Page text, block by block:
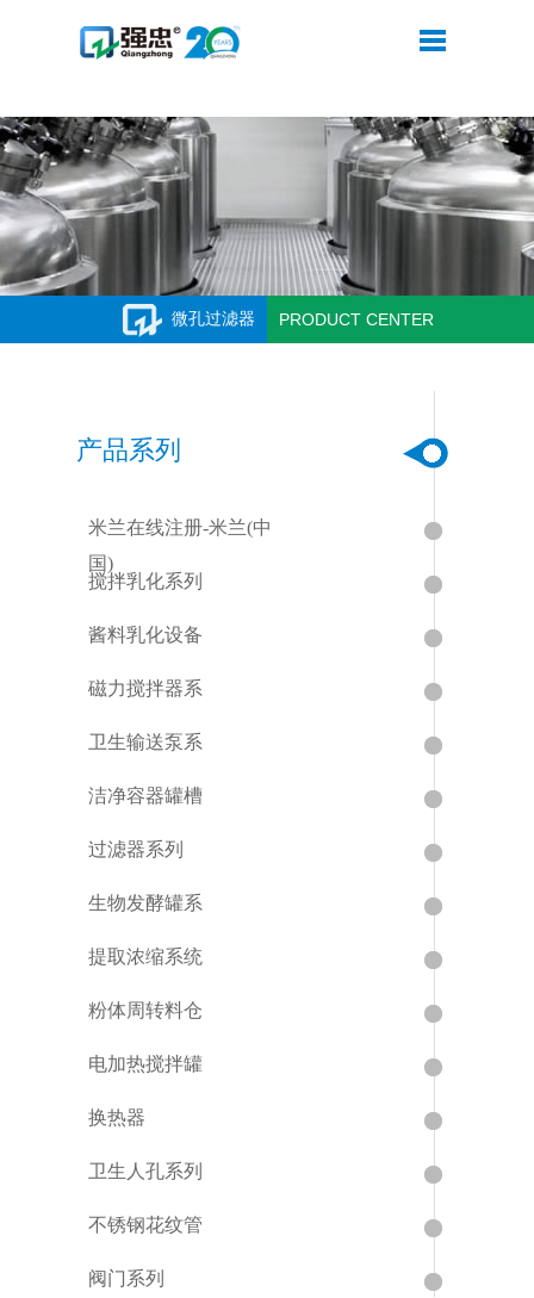
米兰在线注册
微孔过滤器 PRODUCT CENTER
产品系列
米兰在线注册-米兰(中
国)
搅拌乳化系列
酱料乳化设备
磁力搅拌器系
卫生输送泵系
洁净容器罐槽
过滤器系列
生物发酵罐系
提取浓缩系统
粉体周转料仓
电加热搅拌罐
换热器
卫生人孔系列
不锈钢花纹管
阀门系列